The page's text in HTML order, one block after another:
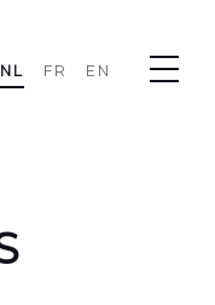
NL FR EN